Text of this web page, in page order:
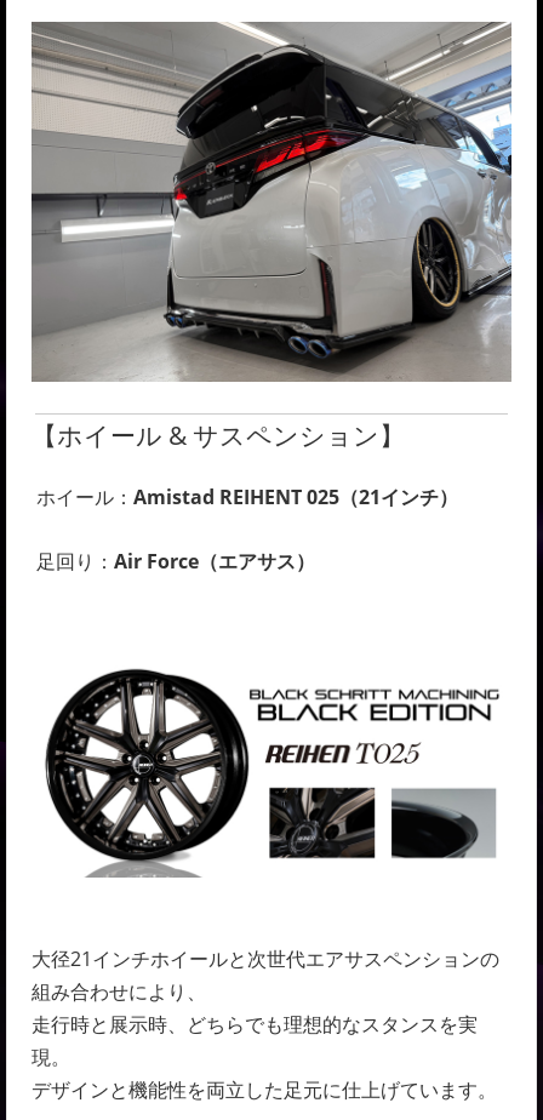
【ホイール & サスペンション】
ホイール： Amistad REIHENT 025（21インチ）
足回り： Air Force（エアサス）
大径21インチホイールと次世代エアサスペンションの
組み合わせにより、
走行時と展示時、どちらでも理想的なスタンスを実
現。
デザインと機能性を両立した足元に仕上げています。